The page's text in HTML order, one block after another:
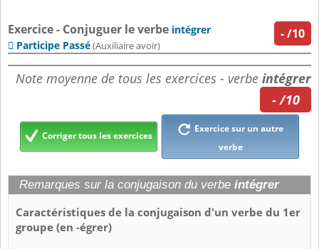
-/10
Exercice - Conjuguer le verbe intégrer
 Participe Passé(Auxiliaire avoir)
Note moyenne de tous les exercices - verbe intégrer
- /10
Corriger tous les exercices
Exercice sur un autre
verbe
Remarques sur la conjugaison du verbe intégrer
Caractéristiques de la conjugaison d'un verbe du 1er
groupe (en -égrer)